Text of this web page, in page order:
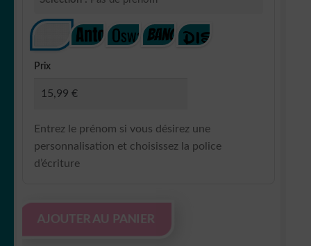
Prix
Entrez le prénom si vous désirez une
personnalisation et choisissez la police
d’écriture
quantité
AJOUTER AU PANIER